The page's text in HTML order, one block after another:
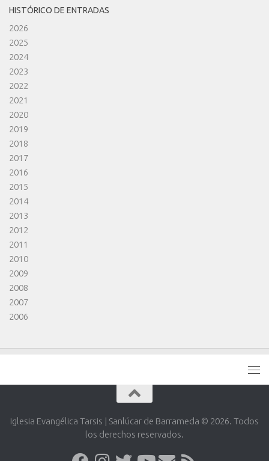
HISTÓRICO DE ENTRADAS
2026
2025
2024
2023
2022
2021
2020
2019
2018
2017
2016
2015
2014
2013
2012
2011
2010
2009
2008
2007
2006
Iglesia Evangélica Tarsis | Sanlúcar de Barrameda © 2026. Todos
los derechos reservados.